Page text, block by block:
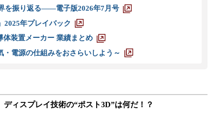
を振り返る――電子版2026年7月号
2025年プレイバック
体装置メーカー 業績まとめ
電源の仕組みをおさらいしよう～
ィスプレイ技術の“ポスト3D”は何だ！？